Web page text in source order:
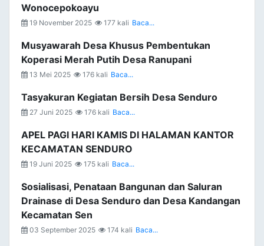
Wonocepokoayu
19 November 2025 177 kali Baca...
Musyawarah Desa Khusus Pembentukan
Koperasi Merah Putih Desa Ranupani
13 Mei 2025 176 kali Baca...
Tasyakuran Kegiatan Bersih Desa Senduro
27 Juni 2025 176 kali Baca...
APEL PAGI HARI KAMIS DI HALAMAN KANTOR
KECAMATAN SENDURO
19 Juni 2025 175 kali Baca...
Sosialisasi, Penataan Bangunan dan Saluran
Drainase di Desa Senduro dan Desa Kandangan
Kecamatan Sen
03 September 2025 174 kali Baca...